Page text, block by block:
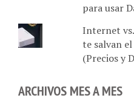
Internet vs.
te salvan
(Precios y
ARCHIVOS MES A MES